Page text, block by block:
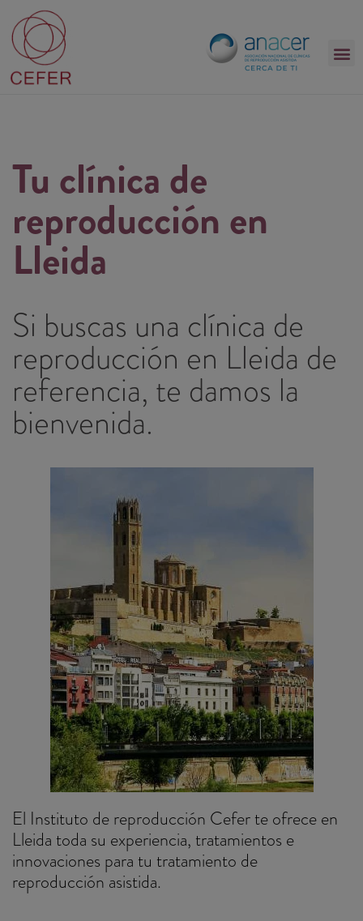
Tu clínica de
reproducción en
Lleida​
Si buscas una clínica de
reproducción en Lleida de
referencia, te damos la
bienvenida.
El Instituto de reproducción Cefer te ofrece en
Lleida toda su experiencia, tratamientos e
innovaciones para tu tratamiento de
reproducción asistida.